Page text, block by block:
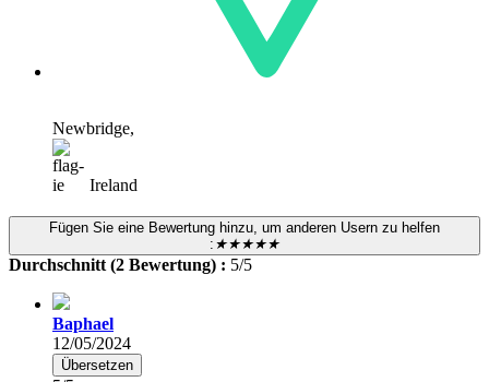
Newbridge,
Ireland
Fügen Sie eine Bewertung hinzu, um anderen Usern zu helfen
: ★★★★★
Durchschnitt (2 Bewertung) : 5/5
Baphael
12/05/2024
Übersetzen